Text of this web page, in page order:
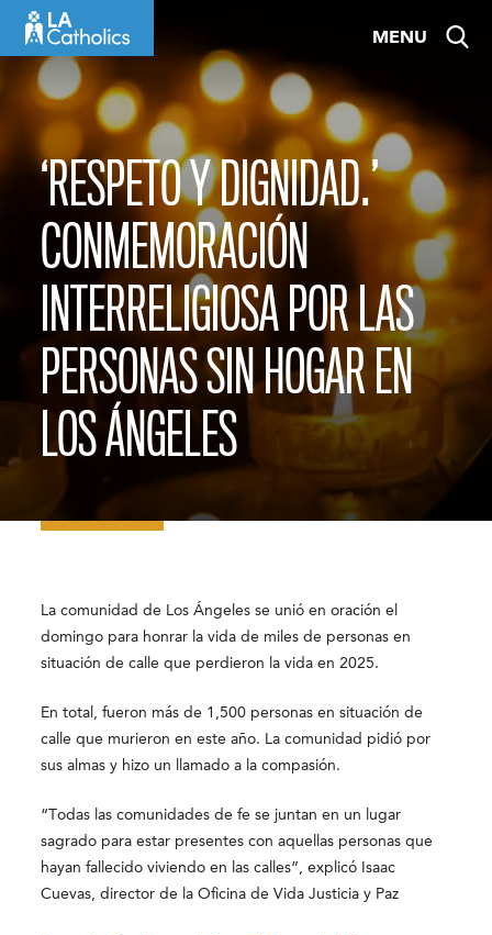
content
MENU
‘RESPETO Y DIGNIDAD.’
CONMEMORACIÓN
INTERRELIGIOSA POR LAS
PERSONAS SIN HOGAR EN
LOS ÁNGELES
La comunidad de Los Ángeles se unió en oración el
domingo para honrar la vida de miles de personas en
situación de calle que perdieron la vida en 2025.
En total, fueron más de 1,500 personas en situación de
calle que murieron en este año. La comunidad pidió por
sus almas y hizo un llamado a la compasión.
“Todas las comunidades de fe se juntan en un lugar
sagrado para estar presentes con aquellas personas que
hayan fallecido viviendo en las calles”, explicó Isaac
Cuevas, director de la Oficina de Vida Justicia y Paz